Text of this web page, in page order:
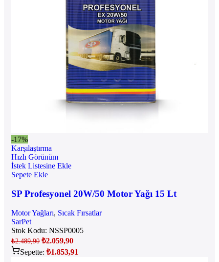
-17%
Karşılaştırma
Hızlı Görünüm
İstek Listesine Ekle
Sepete Ekle
SP Profesyonel 20W/50 Motor Yağı 15 Lt
Motor Yağları, Sıcak Fırsatlar
SarPet
Stok Kodu: NSSP0005
₺2.489,90 ₺2.059,90
Sepette: ₺1.853,91